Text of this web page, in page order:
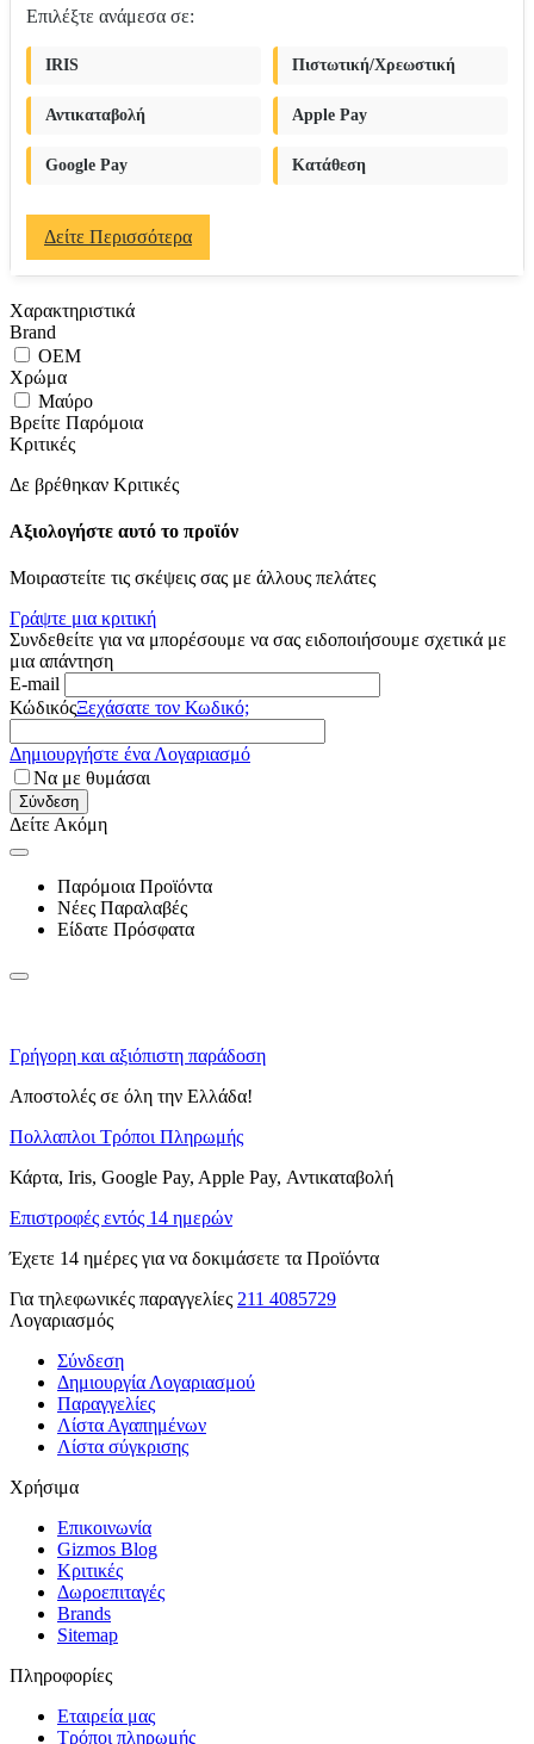
Επιλέξτε ανάμεσα σε:
IRIS Πιστωτική/Χρεωστική
Αντικαταβολή Apple Pay
Google Pay Κατάθεση
Δείτε Περισσότερα
Χαρακτηριστικά
Brand
OEM
Χρώμα
Μαύρο
Βρείτε Παρόμοια
Κριτικές
Δε βρέθηκαν Κριτικές
Αξιολογήστε αυτό το προϊόν
Μοιραστείτε τις σκέψεις σας με άλλους πελάτες
Γράψτε μια κριτική
Συνδεθείτε για να μπορέσουμε να σας ειδοποιήσουμε σχετικά με
μια απάντηση
E-mail
ΚώδικόςΞεχάσατε τον Κωδικό;
Δημιουργήστε ένα Λογαριασμό
Να με θυμάσαι
Σύνδεση
Δείτε Ακόμη
Παρόμοια Προϊόντα
Νέες Παραλαβές
Είδατε Πρόσφατα
Γρήγορη και αξιόπιστη παράδοση
Αποστολές σε όλη την Ελλάδα!
Πολλαπλοι Τρόποι Πληρωμής
Κάρτα, Iris, Google Pay, Apple Pay, Αντικαταβολή
Επιστροφές εντός 14 ημερών
Έχετε 14 ημέρες για να δοκιμάσετε τα Προϊόντα
Για τηλεφωνικές παραγγελίες 211 4085729
Λογαριασμός
Σύνδεση
Δημιουργία Λογαριασμού
Παραγγελίες
Λίστα Αγαπημένων
Λίστα σύγκρισης
Χρήσιμα
Επικοινωνία
Gizmos Blog
Κριτικές
Δωροεπιταγές
Brands
Sitemap
Πληροφορίες
Εταιρεία μας
Τρόποι πληρωμής